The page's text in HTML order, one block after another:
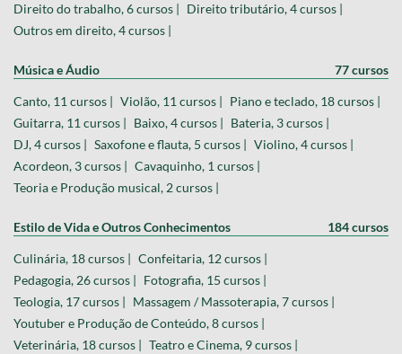
Direito do trabalho, 6 cursos | Direito tributário, 4 cursos |
Outros em direito, 4 cursos |
Música e Áudio 77 cursos
Canto, 11 cursos | Violão, 11 cursos | Piano e teclado, 18 cursos |
Guitarra, 11 cursos | Baixo, 4 cursos | Bateria, 3 cursos |
DJ, 4 cursos | Saxofone e flauta, 5 cursos | Violino, 4 cursos |
Acordeon, 3 cursos | Cavaquinho, 1 cursos |
Teoria e Produção musical, 2 cursos |
Estilo de Vida e Outros Conhecimentos 184 cursos
Culinária, 18 cursos | Confeitaria, 12 cursos |
Pedagogia, 26 cursos | Fotografia, 15 cursos |
Teologia, 17 cursos | Massagem / Massoterapia, 7 cursos |
Youtuber e Produção de Conteúdo, 8 cursos |
Veterinária, 18 cursos | Teatro e Cinema, 9 cursos |